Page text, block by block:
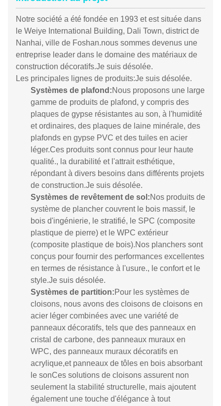
Notre société a été fondée en 1993 et est située dans
le Weiye International Building, Dali Town, district de
Nanhai, ville de Foshan.nous sommes devenus une
entreprise leader dans le domaine des matériaux de
construction décoratifs.Je suis désolée.
Les principales lignes de produits:Je suis désolée.
Systèmes de plafond :Nous proposons une large
gamme de produits de plafond, y compris des
plaques de gypse résistantes au son, à l'humidité
et ordinaires, des plaques de laine minérale, des
plafonds en gypse PVC et des tuiles en acier
léger.Ces produits sont connus pour leur haute
qualité., la durabilité et l'attrait esthétique,
répondant à divers besoins dans différents projets
de construction.Je suis désolée.
Systèmes de revêtement de sol :Nos produits de
système de plancher couvrent le bois massif, le
bois d'ingénierie, le stratifié, le SPC (composite
plastique de pierre) et le WPC extérieur
(composite plastique de bois).Nos planchers sont
conçus pour fournir des performances excellentes
en termes de résistance à l'usure., le confort et le
style.Je suis désolée.
Systèmes de partition:Pour les systèmes de
cloisons, nous avons des cloisons de cloisons en
acier léger combinées avec une variété de
panneaux décoratifs, tels que des panneaux en
cristal de carbone, des panneaux muraux en
WPC, des panneaux muraux décoratifs en
acrylique,et panneaux de tôles en bois absorbant
le sonCes solutions de cloisons assurent non
seulement la stabilité structurelle, mais ajoutent
également une touche d'élégance à tout